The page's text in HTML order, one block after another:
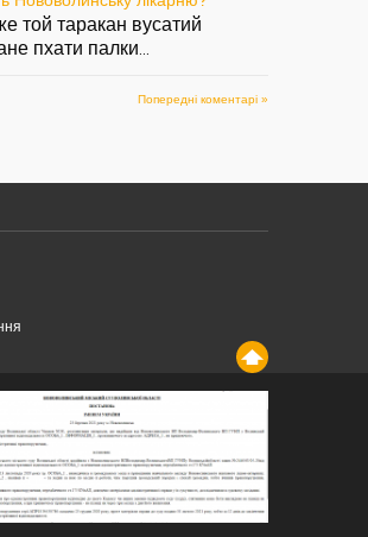
той таракан вусатий
пхати палки
Попередні коментарі »